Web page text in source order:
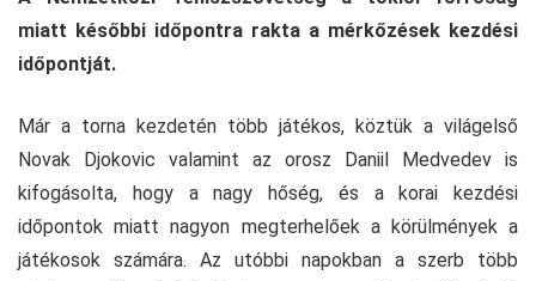
miatt későbbi időpontra rakta a mérkőzések kezdési
időpontját.
Már a torna kezdetén több játékos, köztük a világelső
Novak Djokovic valamint az orosz Daniil Medvedev is
kifogásolta, hogy a nagy hőség, és a korai kezdési
időpontok miatt nagyon megterhelőek a körülmények a
játékosok számára. Az utóbbi napokban a szerb több